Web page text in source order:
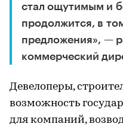
стал ощутимым и
продолжится, в
предложения», —
коммерческий
Девелоперы,
возможность
для компаний,